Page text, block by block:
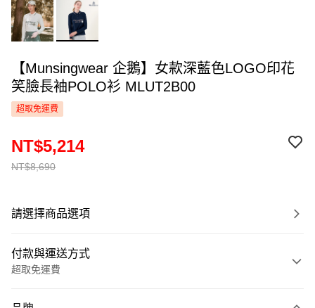
【Munsingwear 企鵝】女款深藍色LOGO印花
笑臉長袖POLO衫 MLUT2B00
超取免運費
NT$8,690
NT$5,214
請選擇商品選項
付款與運送方式
超取免運費